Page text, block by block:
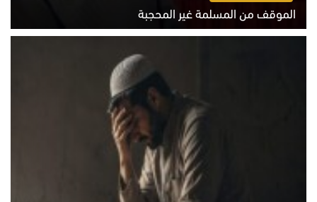
الموقف من المسلمة غير المحجبة
الخميس 6 أغسطس 2026 10:45 ص